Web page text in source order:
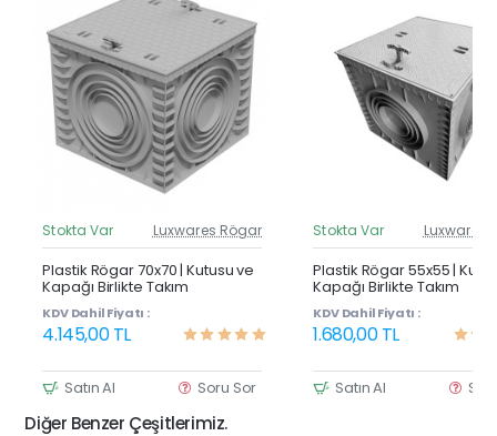
Güncel Fiyat
Yeni Ürün
Stokta Var Luxwares Rögar
Plastik Rögar 70x70 | Kutusu ve
Kapağı Birlikte Takım
KDV Dahil Fiyatı :
4.145,00 TL
Satın Al Soru Sor
Stokta Var Luxwares
Plastik Rögar 55x55 |
Kapağı Birlikte Takım
KDV Dahil Fiyatı :
1.680,00 TL
Satın Al
Diğer Benzer Çeşitlerimiz.